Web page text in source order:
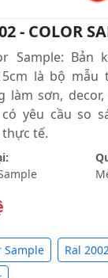
- COLOR
Sample: Bản
là bộ mẫu
làm sơn,
yêu cầu so
thực tế.
Sample Ral 2002